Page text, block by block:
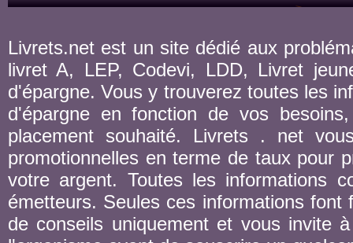
Livrets.net est un site dédié aux
livret A, LEP, Codevi, LDD, Livret
d'épargne. Vous y trouverez toutes les
d'épargne en fonction de vos
placement souhaité. Livrets . net
promotionnelles en terme de taux pour
votre argent. Toutes les informations
émetteurs. Seules ces informations
de conseils uniquement et vous invite